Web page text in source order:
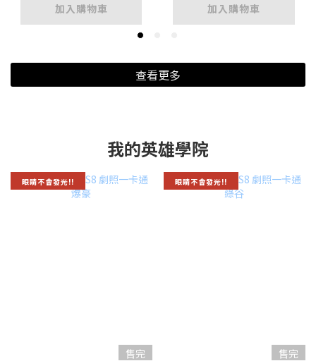
加入購物車
Beginning 綠谷
加入購物車
查看更多
我的英雄學院
眼睛不會發光!!
售完
眼睛不會發光!!
售完